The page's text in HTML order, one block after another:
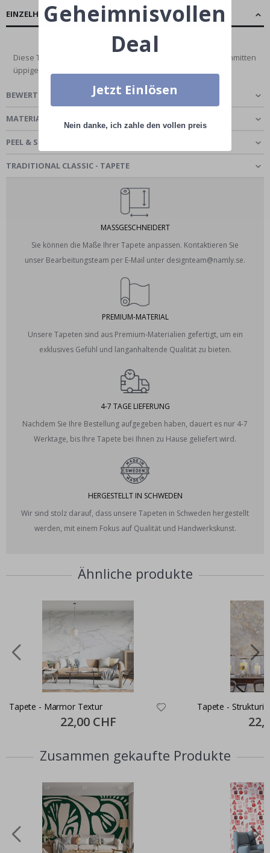
EINZELHEITEN
Diese Tapete bietet ein kunstvolles Design antiker Ruinen inmitten
üppigen Grüns und schafft eine...
BEWERTUNGEN
MATERIAL WÄHLEN
PEEL & STICK - SELBSTKLEBENDE TAPETE
TRADITIONAL CLASSIC - TAPETE
MASSGESCHNEIDERT
Sie können die Maße Ihrer Tapete anpassen. Kontaktieren Sie
unser Bearbeitungsteam per E-Mail unter designteam@namly.se.
PREMIUM-MATERIAL
Unsere Tapeten sind aus Premium-Materialien gefertigt, um ein
exklusives Gefühl und langanhaltende Qualität zu bieten.
4-7 TAGE LIEFERUNG
Nachdem Sie Ihre Bestellung aufgegeben haben, dauert es nur 4-7
Werktage, bis Ihre Tapete bei Ihnen zu Hause geliefert wird.
HERGESTELLT IN SCHWEDEN
Wir sind stolz darauf, dass unsere Tapeten in Schweden hergestellt
werden, mit einem Fokus auf Qualität und Handwerkskunst.
Ähnliche produkte
Tapete - Marmor Textur
Special
Price
22,00 CHF
Tapete -
Price
Zusammen gekaufte Produkte
Geheimnisvollen
Deal
Jetzt Einlösen
Nein danke, ich zahle den vollen preis